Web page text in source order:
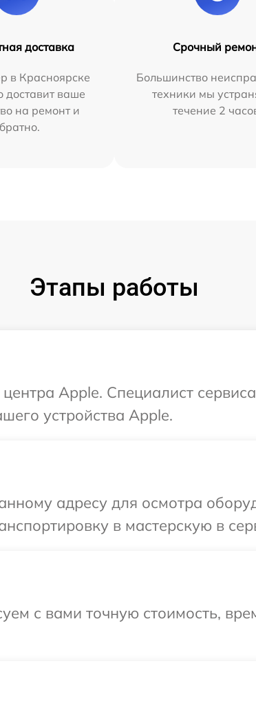
доставка
в Красноярске
доставит ваше
на ремонт и
Срочный
Большинство
техники мы
течение 2
Этапы работы
Apple. Специалист
устройства Apple.
адресу для осмотра
в мастерскую в
с вами точную стоимость,